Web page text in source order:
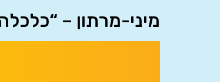
מיני-מרתון –